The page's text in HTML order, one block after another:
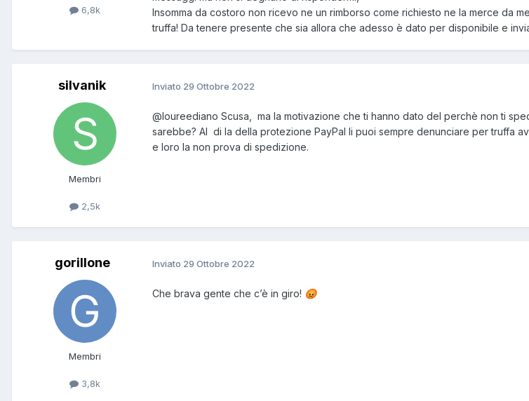
6,8k
Insomma da costoro non ricevo ne un rimborso come richiesto ne la merce da
truffa! Da tenere presente che sia allora che adesso è dato per disponibile e
silvanik
Membri
2,5k
Inviato 29 Ottobre 2022
@loureediano Scusa, ma la motivazione che ti hanno dato del perchè non ti
sarebbe? Al di la della protezione PayPal li puoi sempre denunciare per truffa
e loro la non prova di spedizione.
gorillone
Membri
3,8k
Inviato 29 Ottobre 2022
Che brava gente che c’è in giro! 😡